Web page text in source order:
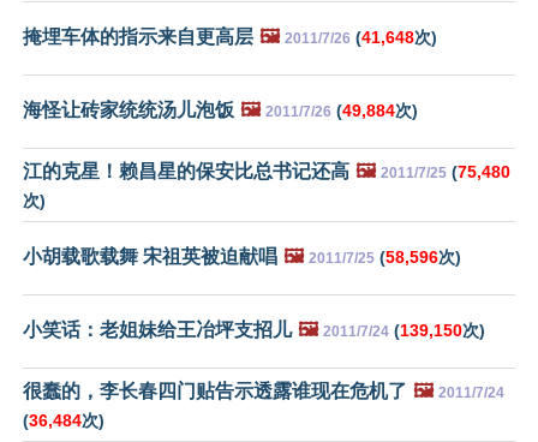
掩埋车体的指示来自更高层 🖼️ 2011/7/26 (41,648次)
海怪让砖家统统汤儿泡饭 🖼️ 2011/7/26 (49,884次)
江的克星！赖昌星的保安比总书记还高 🖼️ 2011/7/25 (75,480
次)
小胡载歌载舞 宋祖英被迫献唱 🖼️ 2011/7/25 (58,596次)
小笑话：老姐妹给王冶坪支招儿 🖼️ 2011/7/24 (139,150次)
很蠢的，李长春四门贴告示透露谁现在危机了 🖼️ 2011/7/24
(36,484次)